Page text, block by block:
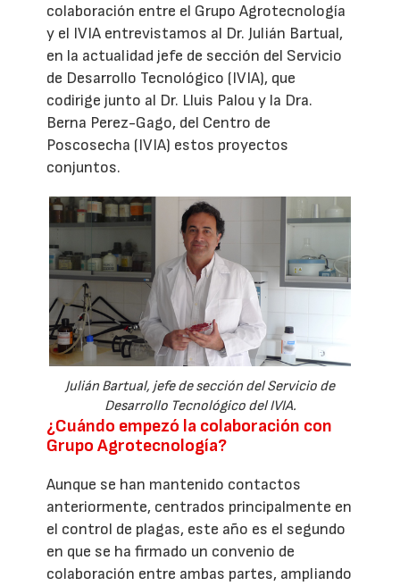
colaboración entre el Grupo Agrotecnología
y el IVIA entrevistamos al Dr. Julián Bartual,
en la actualidad jefe de sección del Servicio
de Desarrollo Tecnológico (IVIA), que
codirige junto al Dr. Lluis Palou y la Dra.
Berna Perez-Gago, del Centro de
Poscosecha (IVIA) estos proyectos
conjuntos.
Julián Bartual, jefe de sección del Servicio de
Desarrollo Tecnológico del IVIA.
¿Cuándo empezó la colaboración con
Grupo Agrotecnología?
Aunque se han mantenido contactos
anteriormente, centrados principalmente en
el control de plagas, este año es el segundo
en que se ha firmado un convenio de
colaboración entre ambas partes, ampliando